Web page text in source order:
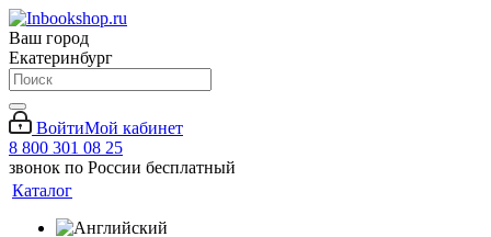
Ваш город
Екатеринбург
ВойтиМой кабинет
8 800 301 08 25
звонок по России бесплатный
Каталог